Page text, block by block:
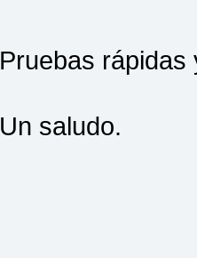
Pruebas
Un saludo.